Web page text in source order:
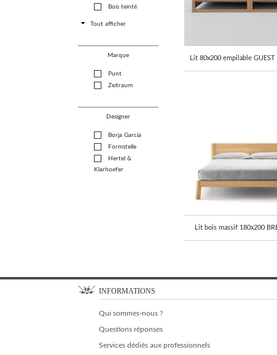
Bois teinté
Tout afficher
Marque
Punt
Zeitraum
Designer
Borja García
Formstelle
Hertel &
Klarhoefer
Lit 80x200 empilable
Lit bois massif 180x200
INFORMATIONS
Qui sommes-nous ?
Questions réponses
Services dédiés aux professionnels